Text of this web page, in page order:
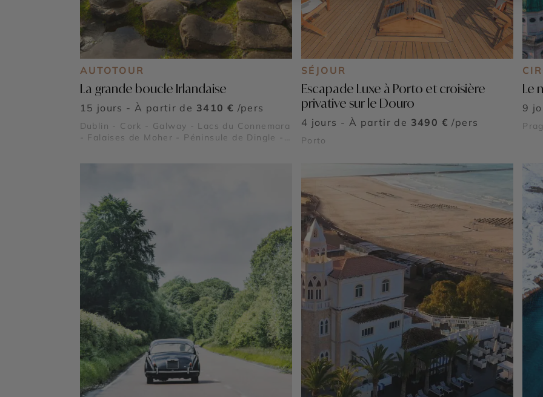
AUTOTOUR
La grande boucle Irlandaise
15 jours - À partir de 3410 € /pers
Dublin - Cork - Galway - Lacs du Connemara
- Falaises de Moher - Péninsule de Dingle -
SÉJOUR
Escapade Luxe à Porto et croisière
privative sur le Douro
4 jours - À partir de 3490 € /pers
Porto
Le
9